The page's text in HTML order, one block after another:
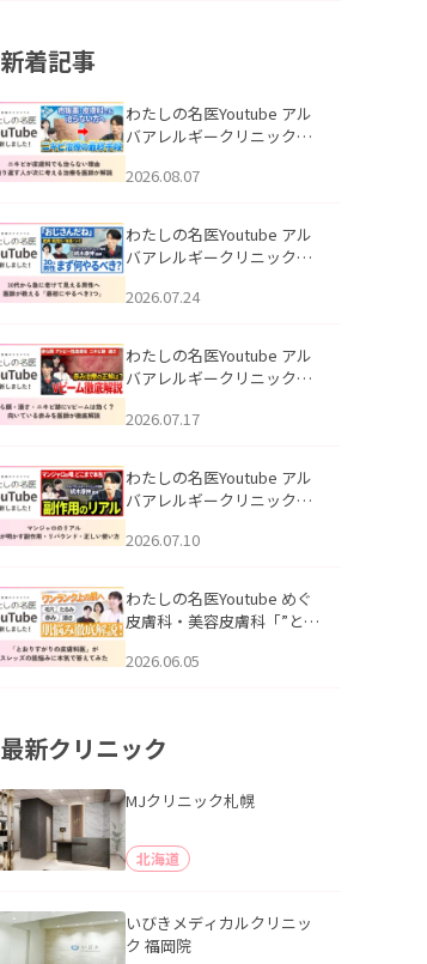
新着記事
わたしの名医Youtube アル
バアレルギークリニック札
らない理由｜繰り返す人が
説」を公開いたしました。
2026.08.07
わたしの名医Youtube アル
バアレルギークリニック札
える男性へ｜医師が教える
公開いたしました。
2026.07.24
わたしの名医Youtube アル
バアレルギークリニック札
跡にVビームは効く？向いて
説」を公開いたしました。
2026.07.17
わたしの名医Youtube アル
バアレルギークリニック札
医師が明かす副作用・リバ
公開いたしました。
2026.07.10
わたしの名医Youtube めぐ
皮膚科・美容皮膚科「”とお
ッズの肌悩みに本気で答え
2026.06.05
最新クリニック
MJクリニック札幌
北海道
いびきメディカルクリニッ
ク 福岡院